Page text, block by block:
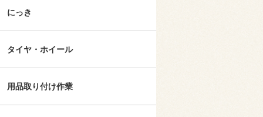
にっき
タイヤ・ホイール
用品取り付け作業